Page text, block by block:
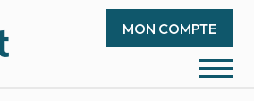
MON COMPTE